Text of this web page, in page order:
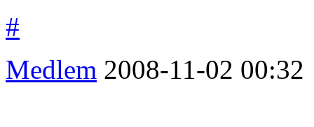
#
Medlem 2008-11-02 00:32